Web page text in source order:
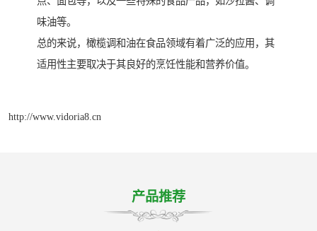
味油等。
总的来说，橄榄调和油在食品领域有着广泛的应用，其
适用性主要取决于其良好的烹饪性能和营养价值。
http://www.vidoria8.cn
产品推荐